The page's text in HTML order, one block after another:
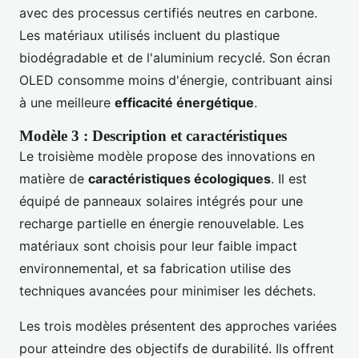
avec des processus certifiés neutres en carbone.
Les matériaux utilisés incluent du plastique
biodégradable et de l'aluminium recyclé. Son écran
OLED consomme moins d'énergie, contribuant ainsi
à une meilleure efficacité énergétique.
Modèle 3 : Description et caractéristiques
Le troisième modèle propose des innovations en
matière de caractéristiques écologiques. Il est
équipé de panneaux solaires intégrés pour une
recharge partielle en énergie renouvelable. Les
matériaux sont choisis pour leur faible impact
environnemental, et sa fabrication utilise des
techniques avancées pour minimiser les déchets.
Les trois modèles présentent des approches variées
pour atteindre des objectifs de durabilité. Ils offrent